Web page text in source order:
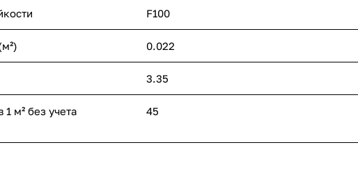
F100
0.022
3.35
1 м² без учета
45